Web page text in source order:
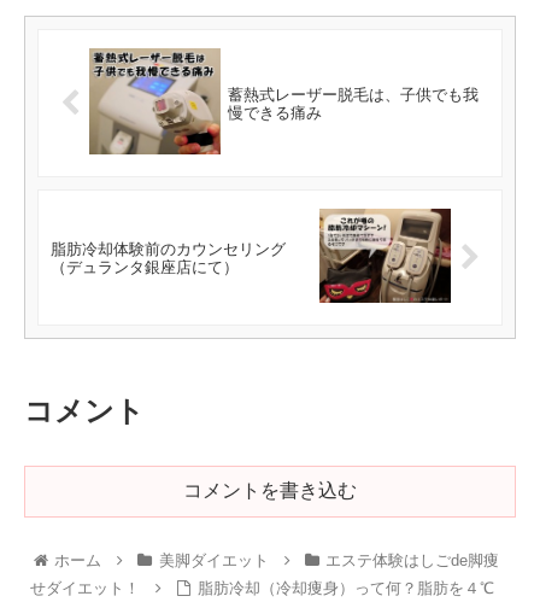
蓄熱式レーザー脱毛は、子供でも我
慢できる痛み
脂肪冷却体験前のカウンセリング
（デュランタ銀座店にて）
コメント
コメントを書き込む
ホーム 美脚ダイエット
エステ体験はしごde脚痩
せダイエット！
脂肪冷却（冷却痩身）って何？脂肪を４℃